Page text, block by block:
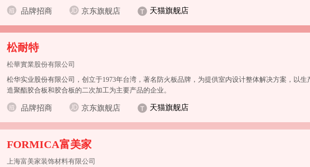
新技术，创立“雅美家”品牌，品质卓越且具地利优势，旗下产品占据大部份亚洲高级家具胶板出口市
品牌招商 京东旗舰店 天猫旗舰店
松耐特
松華實業股份有限公司
松华实业股份有限公司，创立于1973年台湾，著名防火板品牌，为提供室内设计整体解决方案，以生
造聚酯胶合板和胶合板的二次加工为主要产品的企业。
品牌招商 京东旗舰店 天猫旗舰店
FORMICA富美家
上海富美家装饰材料有限公司